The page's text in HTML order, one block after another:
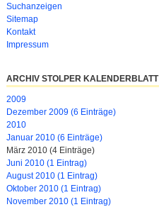
Suchanzeigen
Sitemap
Kontakt
Impressum
ARCHIV STOLPER KALENDERBLATT
2009
Dezember 2009 (6 Einträge)
2010
Januar 2010 (6 Einträge)
März 2010 (4 Einträge)
Juni 2010 (1 Eintrag)
August 2010 (1 Eintrag)
Oktober 2010 (1 Eintrag)
November 2010 (1 Eintrag)